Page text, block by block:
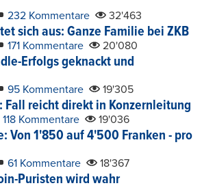
232 Kommentare 32'463
sich aus: Ganze Familie bei ZKB
171 Kommentare 20'080
Erfolgs geknackt und
95 Kommentare 19'305
Fall reicht direkt in Konzernleitung
118 Kommentare 19'036
Von 1'850 auf 4'500 Franken - pro
61 Kommentare 18'367
Puristen wird wahr